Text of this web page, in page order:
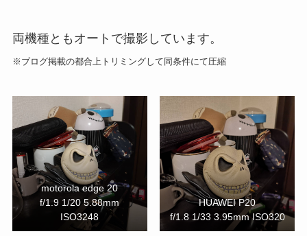
両機種ともオートで撮影しています。
※ブログ掲載の都合上トリミングして同条件にて圧縮
motorola edge 20
f/1.9 1/20 5.88mm
ISO3248
HUAWEI P20
f/1.8 1/33 3.95mm ISO320